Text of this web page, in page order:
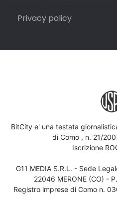
Privacy policy
BitCity e' una testata
di Como , n. 21/
Iscrizione
G11 MEDIA S.R.L. - Sede
22046 MERONE (CO) -
Registro imprese di Como n.